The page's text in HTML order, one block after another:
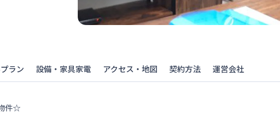
ラン 設備・家具家電 アクセス・地図 契約方法 運営会社
件☆